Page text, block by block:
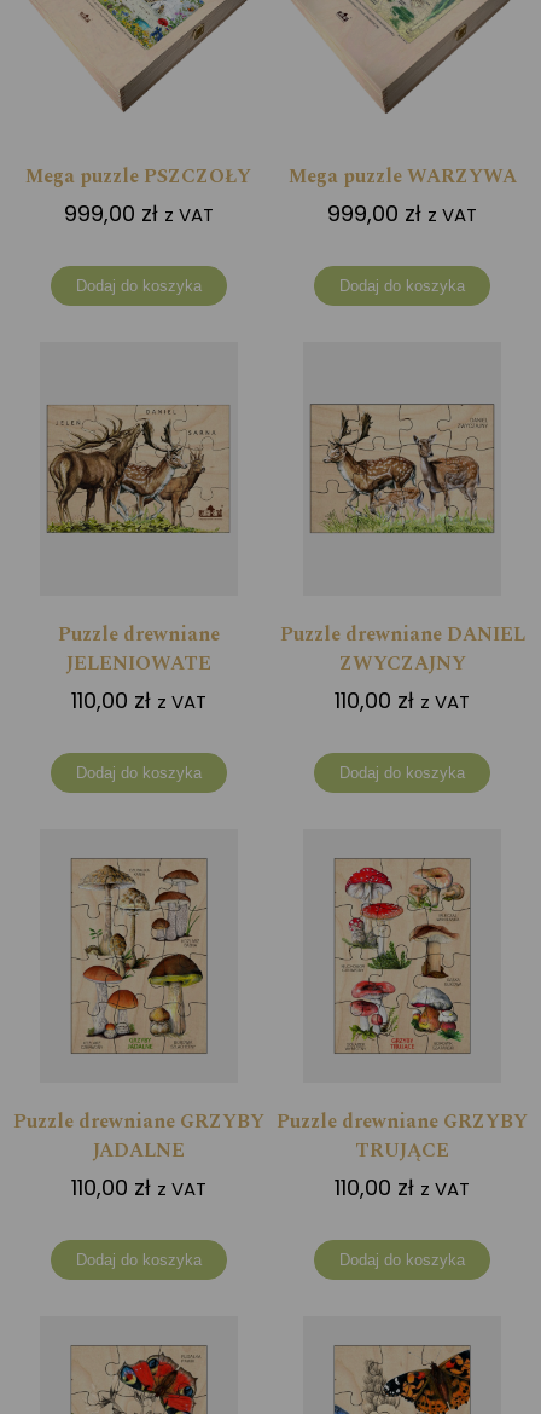
Mega puzzle PSZCZOŁY
999,00 zł z VAT
Dodaj do koszyka
Mega puzzle WARZYWA
999,00 zł z VAT
Dodaj do koszyka
Puzzle drewniane
JELENIOWATE
110,00 zł z VAT
Dodaj do koszyka
Puzzle drewniane DANIEL
ZWYCZAJNY
110,00 zł z VAT
Dodaj do koszyka
Puzzle drewniane GRZYBY
JADALNE
110,00 zł z VAT
Dodaj do koszyka
Puzzle drewniane GRZYBY
TRUJĄCE
110,00 zł z VAT
Dodaj do koszyka